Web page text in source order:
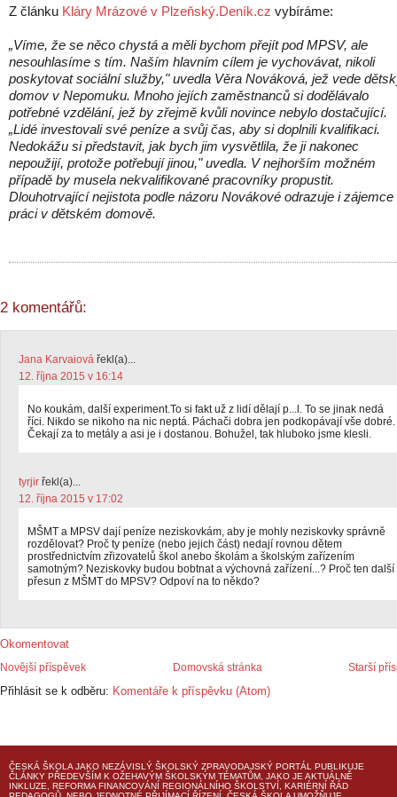
Z článku Kláry Mrázové v Plzeňský.Deník.cz vybíráme:
„Víme, že se něco chystá a měli bychom přejít pod MPSV, ale
nesouhlasíme s tím. Naším hlavním cílem je vychovávat, nikoli
poskytovat sociální služby," uvedla Věra Nováková, jež vede
domov v Nepomuku. Mnoho jejích zaměstnanců si dodělávalo
potřebné vzdělání, jež by zřejmě kvůli novince nebylo dostačující.
„Lidé investovali své peníze a svůj čas, aby si doplnili kvalifikaci.
Nedokážu si představit, jak bych jim vysvětlila, že ji nakonec
nepoužijí, protože potřebují jinou," uvedla. V nejhorším možném
případě by musela nekvalifikované pracovníky propustit.
Dlouhotrvající nejistota podle názoru Novákové odrazuje i zájemce
práci v dětském domově.
2 komentářů:
Jana Karvaiová řekl(a)...
12. října 2015 v 16:14
No koukám, další experiment.To si fakt už z lidí dělají p...l. To se jinak nedá
říci. Nikdo se nikoho na nic neptá. Páchači dobra jen podkopávají vše dobré.
Čekají za to metály a asi je i dostanou. Bohužel, tak hluboko jsme klesli.
tyrjir řekl(a)...
12. října 2015 v 17:02
MŠMT a MPSV dají peníze neziskovkám, aby je mohly neziskovky správně
rozdělovat? Proč ty peníze (nebo jejich část) nedají rovnou dětem
prostřednictvím zřizovatelů škol anebo školám a školským zařízením
samotným? Neziskovky budou bobtnat a výchovná zařízení...? Proč ten další
přesun z MŠMT do MPSV? Odpoví na to někdo?
Okomentovat
Novější příspěvek Starší
Domovská stránka
Přihlásit se k odběru: Komentáře k příspěvku (Atom)
ČESKÁ ŠKOLA JAKO NEZÁVISLÝ ŠKOLSKÝ ZPRAVODAJSKÝ PORTÁL PUBLIKUJE
ČLÁNKY PŘEDEVŠÍM K OŽEHAVÝM ŠKOLSKÝM TÉMATŮM, JAKO JE AKTUÁLNĚ
INKLUZE, REFORMA FINANCOVÁNÍ REGIONÁLNÍHO ŠKOLSTVÍ, KARIÉRNÍ ŘÁD